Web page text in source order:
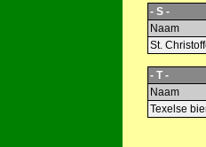
- S -
Naam
St.
- T -
Naam
Texelse